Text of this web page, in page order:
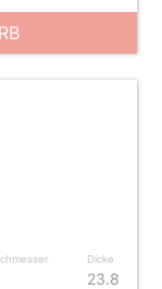
Dicke
23.8